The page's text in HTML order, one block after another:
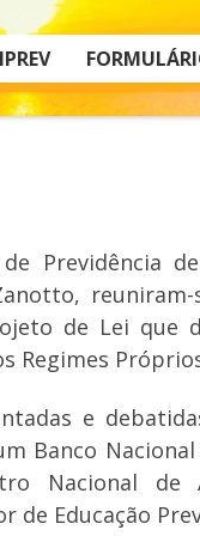
Previdência
de Lei que
Regimes
e
Banco
Nacional de
de Educação